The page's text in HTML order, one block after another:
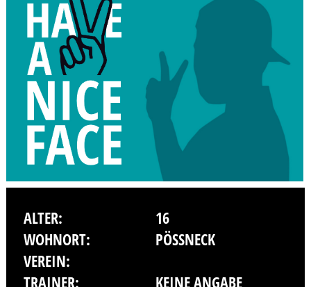
ALTER:
16
WOHNORT:
PÖSSNECK
VEREIN:
TRAINER:
KEINE ANGABE